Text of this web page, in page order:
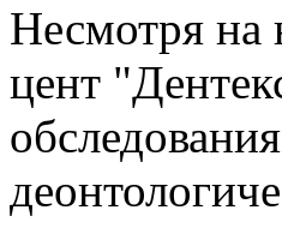
Несмотря на
цент